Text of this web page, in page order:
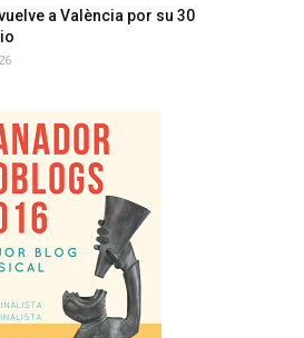
a València por su 30